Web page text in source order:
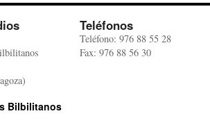
Teléfonos
Teléfono: 976 88 55 28
Fax: 976 88 56 30
Bilbilitanos